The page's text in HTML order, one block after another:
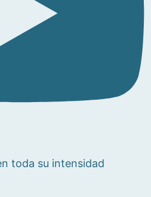
toda su intensidad